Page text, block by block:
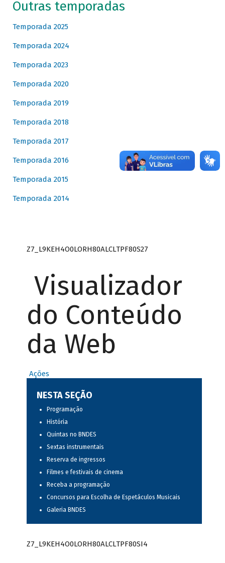
Outras temporadas
Temporada 2025
Temporada 2024
Temporada 2023
Temporada 2020
Temporada 2019
Temporada 2018
Temporada 2017
Temporada 2016
Temporada 2015
Temporada 2014
Z7_L9KEH4O0LORH80ALCLTPF80S27
Visualizador
do Conteúdo
da Web
Ações
NESTA SEÇÃO
Programação
História
Quintas no BNDES
Sextas instrumentais
Reserva de ingressos
Filmes e festivais de cinema
Receba a programação
Concursos para Escolha de Espetáculos Musicais
Galeria BNDES
Z7_L9KEH4O0LORH80ALCLTPF80SI4